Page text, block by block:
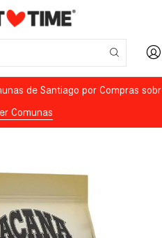
de Santiago por Compras
Comunas